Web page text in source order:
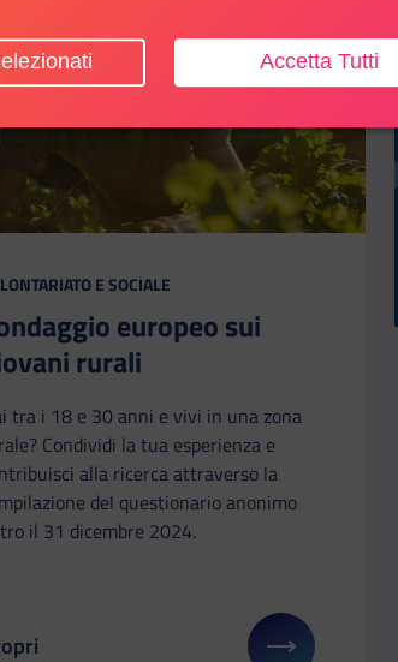
E SOCIALE
europeo sui
rurali
tra i 18 e 30 anni e vivi in una zona
Condividi la tua esperienza e
alla ricerca attraverso la
del questionario anonimo
il 31 dicembre 2024.
Accetta Tutti